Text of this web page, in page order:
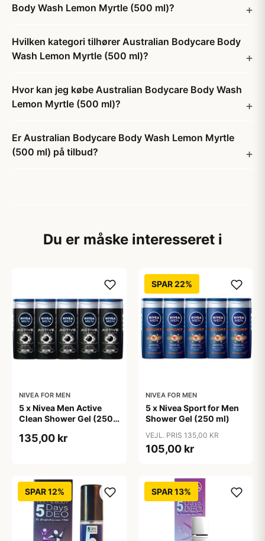
Body Wash Lemon Myrtle (500 ml)?
Hvilken kategori tilhører Australian Bodycare Body
Wash Lemon Myrtle (500 ml)?
Hvor kan jeg købe Australian Bodycare Body Wash
Lemon Myrtle (500 ml)?
Er Australian Bodycare Body Wash Lemon Myrtle
(500 ml) på tilbud?
Du er måske interesseret i
NIVEA FOR MEN
5 x Nivea Men Active
Clean Shower Gel (250
135,00 kr
SPAR 22%
NIVEA FOR MEN
5 x Nivea Sport for Men
Shower Gel (250 ml)
VEJL. PRIS 135,00 KR
105,00 kr
SPAR 12% SPAR 13%